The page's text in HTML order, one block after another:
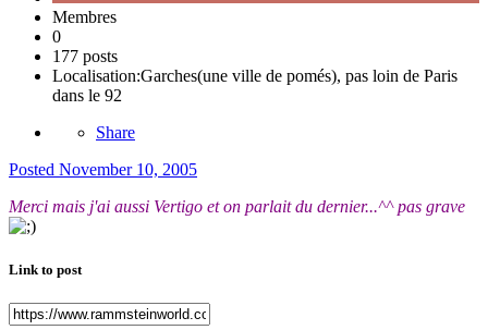
Membres
0
177 posts
Localisation:Garches(une ville de pomés), pas loin de Paris
dans le 92
Share
Posted November 10, 2005
Merci mais j'ai aussi Vertigo et on parlait du dernier...^^ pas grave
Link to post